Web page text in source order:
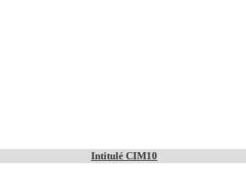
Intitulé CIM10